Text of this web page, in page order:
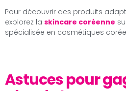
Pour découvrir des produits
explorez la skincare coréenne
spécialisée en cosmétiques
Astuces pour